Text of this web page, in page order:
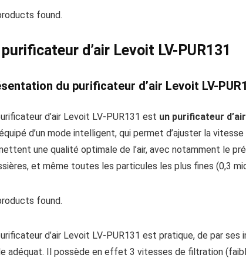
found.
d’air Levoit LV-PUR131
du purificateur d’air Levoit LV-
d’air Levoit LV-PUR131 est un purificateur
d’un mode intelligent, qui permet d’ajuster la
une qualité optimale de l’air, avec notamment le
et même toutes les particules les plus fines (0,3
found.
d’air Levoit LV-PUR131 est pratique, de par
adéquat. Il possède en effet 3 vitesses de filtration